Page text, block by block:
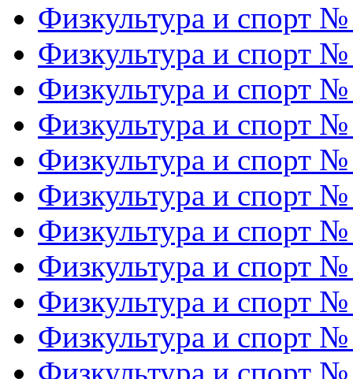
Физкультура и спорт
Физкультура и спорт
Физкультура и спорт
Физкультура и спорт
Физкультура и спорт
Физкультура и спорт
Физкультура и спорт
Физкультура и спорт
Физкультура и спорт
Физкультура и спорт